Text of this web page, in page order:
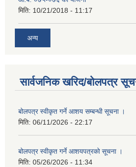
मिति: 10/21/2018 - 11:17
अन्य
सार्वजनिक खरिद/बोलपत्र
बोलपत्र स्वीकृत गर्ने आशय सम्बन्धी सूचना ।
मिति: 06/11/2026 - 22:17
बोलपत्र स्वीकृत गर्ने आशयपत्रको सूचना ।
मिति: 05/26/2026 - 11:34